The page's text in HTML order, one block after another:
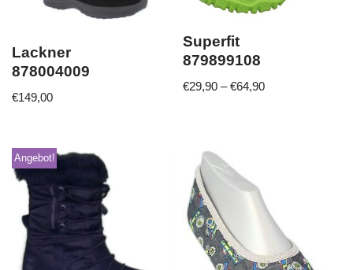
Lackner
878004009
€149,00
Superfit
879899108
€29,90 –€64,90
Angebot!